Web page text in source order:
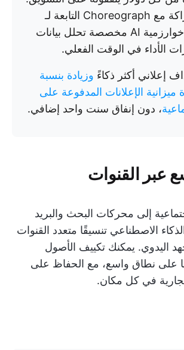
من خلال الشراكة مع Choreograph التابعة لـ
WPP، أطلقوا خوارزمية AI مخصصة تحلل بيانات
الأداء في الوقت الفعلي.
إعلاني أكثر ذكاءً وزيادة بنسبة
ميزانية الإعلانات المدفوعة على
، دون إنفاق سنت واحد إضافي.
عبر القنوات
إلى محركات البحث والبريد
الذكاء الاصطناعي تنسيقًا متعدد القنوات
اليدوي. يمكنك تكييف الأصول
على نطاق واسع، مع الحفاظ على
في كل مكان.